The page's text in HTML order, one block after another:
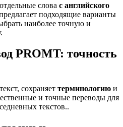
слова с английского
подходящие варианты
наиболее точную и
PROMT: точность
сохраняет терминологию и
и точные переводы для
текстов..